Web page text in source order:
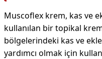
Muscoflex krem, kas ve
kullanılan bir topikal
bölgelerindeki kas ve
yardımcı olmak için